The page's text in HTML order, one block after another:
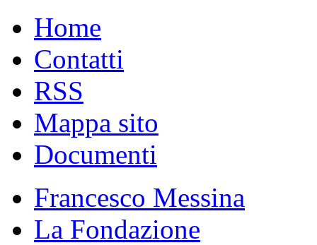
Home
Contatti
RSS
Mappa sito
Documenti
Francesco Messina
La Fondazione